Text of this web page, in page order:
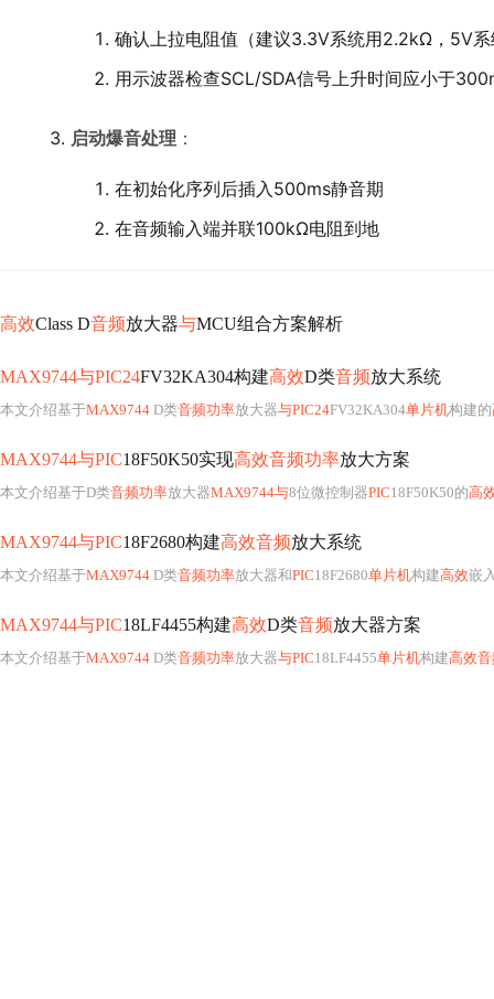
确认上拉电阻值（建议3.3V系统用2.2kΩ，5V
用示波器检查SCL/SDA信号上升时间应小于
启动爆音处理 ：
在初始化序列后插入500ms静音期
在音频输入端并联100kΩ电阻到地
高效Class D音频放大器与MCU组合方案解析
MAX9744与PIC24FV32KA304构建高效D类音频放大系统
本文介绍基于MAX9744 D类音频功率放大器与PIC24FV32KA304单片机构建的
MAX9744与PIC18F50K50实现高效音频功率放大方案
本文介绍基于D类音频功率放大器MAX9744与8位微控制器PIC18F50K50的高
MAX9744与PIC18F2680构建高效音频放大系统
本文介绍基于MAX9744 D类音频功率放大器和PIC18F2680单片机构建高效嵌
MAX9744与PIC18LF4455构建高效D类音频放大器方案
本文介绍基于MAX9744 D类音频功率放大器与PIC18LF4455单片机构建高效